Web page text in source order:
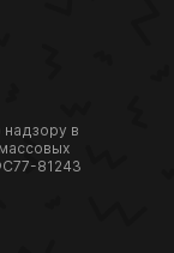
в
81243